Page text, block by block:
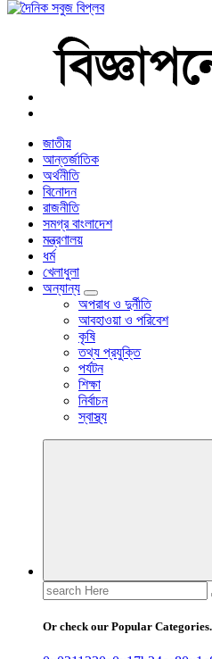
বাংলা নিউজ পেপার
জাতীয়
আন্তর্জাতিক
অর্থনীতি
বিনোদন
রাজনীতি
সমগ্র বাংলাদেশ
মন্ত্রণালয়
ধর্ম
খেলাধুলা
অন্যান্য
অপরাধ ও দুর্নীতি
আবহাওয়া ও পরিবেশ
কৃষি
তথ্য প্রযুক্তি
পর্যটন
শিক্ষা
নির্বাচন
স্বাস্থ্য
Search
for:
Or check our Popular